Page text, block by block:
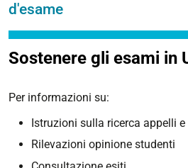
d'esame
Sostenere gli esami in
Per informazioni su:
Istruzioni sulla ricerca appelli
Rilevazioni opinione studenti